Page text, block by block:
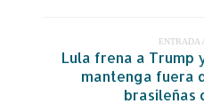
ENTRADA
Lula frena a Trump
mantenga fuera
brasileñas